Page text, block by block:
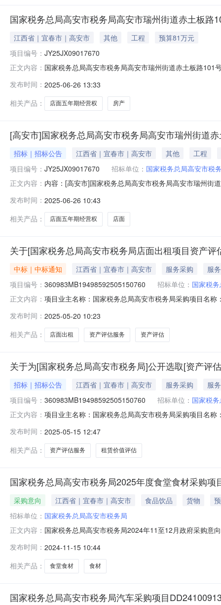
国家税务总局高安市税务局高安市瑞州街道赤土板路
江西省｜宜春市｜高安市 其他 工程
预算81万元
项目编号： JY25JX09017670
正文内容： 国家税务总局高安市税务局高安市瑞州街道赤土板路
详见江西省公共资源交易平台来源平台：宜春市公共资源
发布时间： 2025-06-26 13:33
相关产品：
店面五年期经营权 房产
[高安市]国家税务总局高安市税务局高安市瑞州街道
招标｜招标公告 江西省｜宜春市｜高安市 其他
工程
项目编号： JY25JX09017670 招标单位： 国家税务总局高安市税
正文内容： 内容：[高安市]国家税务总局高安市税务局高安市瑞州街
02日延期处理方式:无项目简介:高安市瑞州街道赤土板
发布时间： 2025-06-26 10:43
相关产品：
店面五年期经营权 店面
关于[国家税务总局高安市税务局店面出租项目资产
中标｜中标通知 江西省｜宜春市｜高安市 服务采购
服务
项目编号： 360983MB19498592505150760 招标单位： 国家税
正文内容： 项目业主名称：国家税务总局高安市税务局采购项目名
971号文件及市场行情收费标准，最高不超过2000元对
发布时间： 2025-05-20 10:23
相关产品：
店面出租 资产评估服务 资产评估
关于为[国家税务总局高安市税务局]公开选取[资产评
招标｜招标公告 江西省｜宜春市｜高安市 服务采购
服务
项目编号： 360983MB19498592505150760 招标单位： 国家税
正文内容： 项目业主名称：国家税务总局高安市税务局采购项目名
不超过2000元对国家税务总局高安市税务局原地税办税
并按时按
发布时间： 2025-05-15 12:47
相关产品：
资产评估服务 租赁价值评估
国家税务总局高安市税务局2025年度食堂食材采购项
采购意向 江西省｜宜春市｜高安市 食品饮品 货物
招标单位： 国家税务总局高安市税务局
正文内容： 国家税务总局高安市税务局2024年11至12月政府采购意
采购项目预算金额：230.000000万元(人民币)采购品目
调味
发布时间： 2024-11-15 10:44
相关产品：
食堂食材 食材
国家税务总局高安市税务局汽车采购项目